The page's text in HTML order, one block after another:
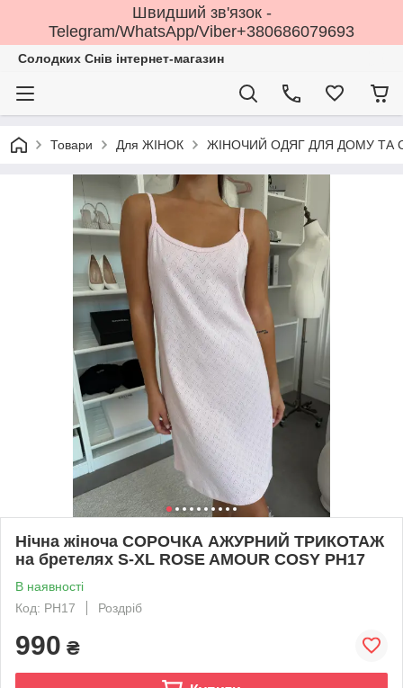
Швидший зв'язок -
Telegram/WhatsApp/Viber+380686079693
Солодких Снів інтернет-магазин
Товари Для ЖІНОК ЖІНОЧИЙ ОДЯГ ДЛЯ ДОМУ ТА
Нічна жіноча СОРОЧКА АЖУРНИЙ ТРИКОТАЖ
на бретелях S-XL ROSE AMOUR COSY PH17
В наявності
Код: PH17
Роздріб
990 ₴